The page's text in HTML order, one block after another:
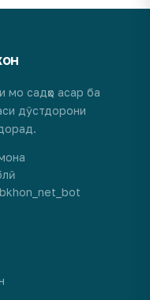
мо садҳо асар ба
дӯстдорони